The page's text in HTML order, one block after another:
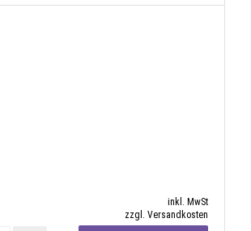
inkl. MwSt
zzgl. Versandkosten